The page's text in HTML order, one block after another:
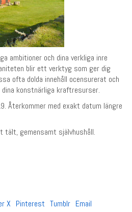
ambitioner och dina verkliga inre
blir ett verktyg som ger dig
ofta dolda innehåll ocensurerat och
konstnärliga kraftresurser.
Återkommer med exakt datum längre
tält, gemensamt självhushåll.
X Pinterest Tumblr Email